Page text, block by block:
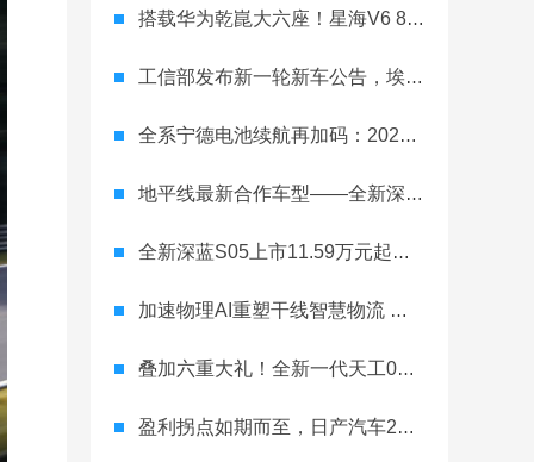
搭载华为乾崑大六座！星海V6 8月8日开启预售
工信部发布新一轮新车公告，埃安Ray 7引发关注
全系宁德电池续航再加码：2027款埃安RT上市，9.98万元起
地平线最新合作车型——全新深蓝S05正式上市！
全新深蓝S05上市11.59万元起，全球时尚激光智能SUV全面进阶
加速物理AI重塑干线智慧物流 智加科技战略合作图达通
叠加六重大礼！全新一代天工08 670 Max上市限时价17.99万元
盈利拐点如期而至，日产汽车26财年一季度财报释放稳健增长信号